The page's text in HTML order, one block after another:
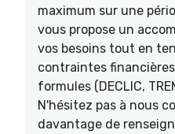
maximum sur une
vous propose un
vos besoins tout en
contraintes
formules (DECLIC,
N'hésitez pas à nous
davantage de